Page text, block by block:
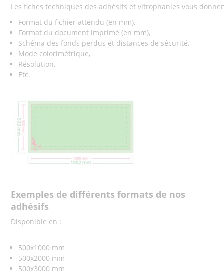
Les fiches techniques des adhésifs etvitrophaniesvous
Format du fichier attendu (en mm),
Format du document imprimé (en mm),
Schéma des fonds perdus et distances de sécurité,
Mode colorimétrique,
Résolution,
Etc.
Exemples de différents formats de nos
adhésifs
Disponible en :
500x1000 mm
500x2000 mm
500x3000 mm